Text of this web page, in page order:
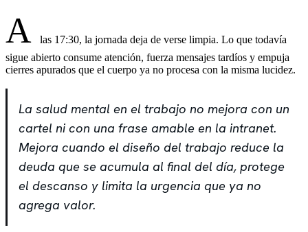
A
las 17:30, la jornada deja de verse limpia. Lo que todavía
sigue abierto consume atención, fuerza mensajes tardíos y empuja
cierres apurados que el cuerpo ya no procesa con la misma lucidez.
La salud mental en el trabajo no mejora con un
cartel ni con una frase amable en la intranet.
Mejora cuando el diseño del trabajo reduce la
deuda que se acumula al final del día, protege
el descanso y limita la urgencia que ya no
agrega valor.